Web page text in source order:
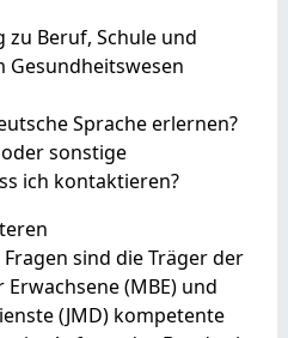
zu Beruf, Schule und
Gesundheitswesen
Sprache erlernen?
sonstige
ich kontaktieren?
sind die Träger der
(MBE) und
(JMD) kompetente